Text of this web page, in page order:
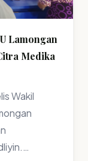
Lamongan
Medika
Wakil